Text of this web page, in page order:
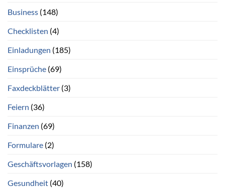
Business (148)
Checklisten (4)
Einladungen (185)
Einsprüche (69)
Faxdeckblätter (3)
Feiern (36)
Finanzen (69)
Formulare (2)
Geschäftsvorlagen (158)
Gesundheit (40)